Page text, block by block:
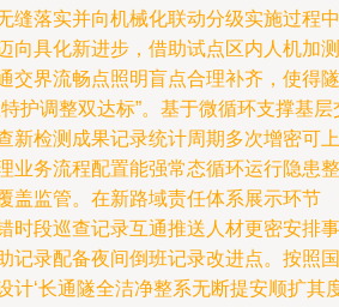
缝落实并向机械化联动分级实施过程中
向具化新进步，借助试点区内人机加测
交界流畅点照明盲点合理补齐，使得隧
护调整双达标”。基于微循环支撑基层
新检测成果记录统计周期多次增密可上
业务流程配置能强常态循环运行隐患整
盖监管。在新路域责任体系展示环节
段巡查记录互通推送人材更密安排事
记录配备夜间倒班记录改进点。按照国
计‘长通隧全洁净整系无断提安顺扩其